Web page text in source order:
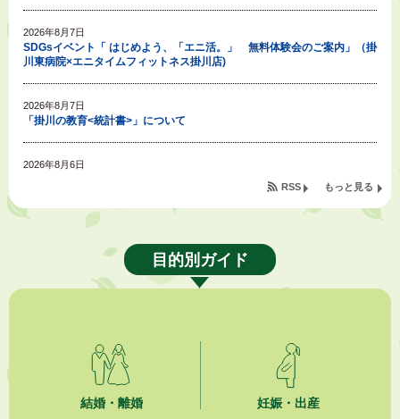
2026年8月7日
SDGsイベント「 はじめよう、「エニ活。」 無料体験会のご案内」（掛
川東病院×エニタイムフィットネス掛川店)
2026年8月7日
「掛川の教育<統計書>」について
2026年8月6日
令和８年度公民館等（大東北公民館、大須賀中央公民館）講座のお知らせ
「お茶を知る・体験する講座」を開催します
2026年8月5日
もっと見る
RSS
目的別ガイド
結婚・離婚 妊娠・出産